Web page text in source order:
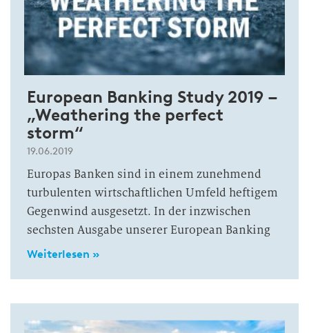
European Banking Study 2019 –
„Weathering the perfect
storm“
19.06.2019
Europas Banken sind in einem zunehmend
turbulenten wirtschaftlichen Umfeld heftigem
Gegenwind ausgesetzt. In der inzwischen
sechsten Ausgabe unserer European Banking
Weiterlesen »